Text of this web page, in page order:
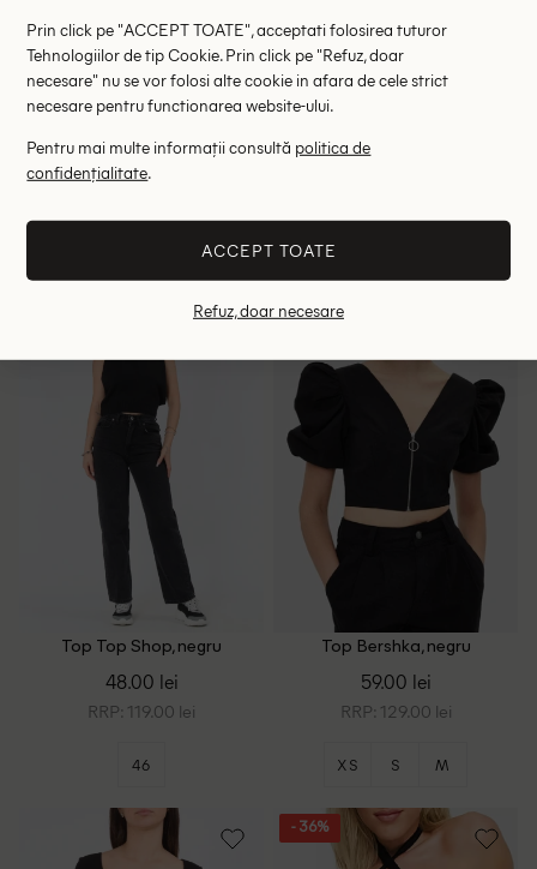
Top Pull&Bear, negru
49.00 lei
RRP: 99.00 lei
Top Pull&Bear, negru
RRP: 89.00 lei
Top Top Shop, negru
48.00 lei
RRP: 119.00 lei
46
Top Bershka, negru
59.00 lei
RRP: 129.00 lei
XS S M
- 36%
Prin click pe "ACCEPT TOATE", acceptati folosirea tuturor
Tehnologiilor de tip Cookie. Prin click pe "Refuz, doar
necesare" nu se vor folosi alte cookie in afara de cele strict
necesare pentru functionarea website-ului.
Pentru mai multe informații consultă politica de
confidențialitate.
ACCEPT TOATE
Refuz, doar necesare